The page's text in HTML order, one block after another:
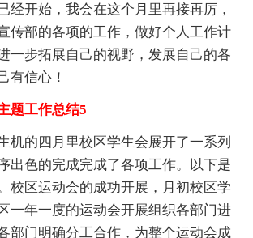
开始，我会在这个月里再接再厉，
传部的各项的工作，做好个人工作计
一步拓展自己的视野，发展自己的各
有信心！
题工作总结5
的四月里校区学生会展开了一系列
出色的完成完成了各项工作。以下是
校区运动会的成功开展，月初校区学
一年一度的运动会开展组织各部门进
部门明确分工合作，为整个运动会成